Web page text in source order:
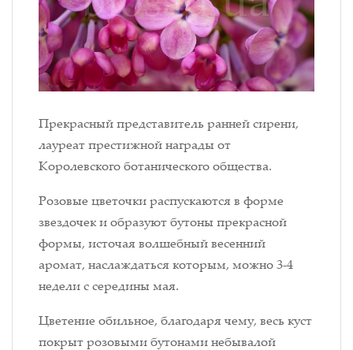
Прекрасный представитель ранней сирени,
лауреат престижной награды от
Королевского ботанического общества.
Розовые цветочки распускаются в форме
звездочек и образуют бутоны прекрасной
формы, источая волшебный весенний
аромат, наслаждаться которым, можно 3-4
недели с середины мая.
Цветение обильное, благодаря чему, весь куст
покрыт розовыми бутонами небывалой